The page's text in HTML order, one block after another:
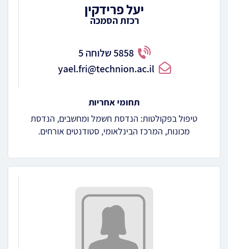
יעל פרידקין
רכזת הסמכה
5858 שלוחה 5
yael.fri@technion.ac.il
תחומי אחריות
טיפול בפקולטות: הנדסת חשמל ומחשבים, הנדסת
מכונות, המרכז הבינלאומי, סטודנטים אורחים.